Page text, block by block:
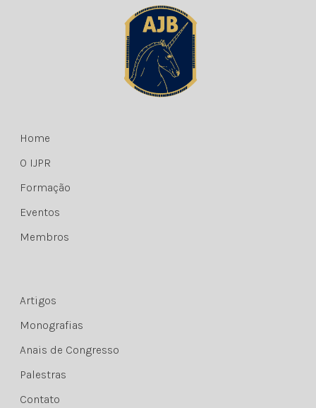
Home
O IJPR
Formação
Eventos
Membros
Artigos
Monografias
Anais de Congresso
Palestras
Contato